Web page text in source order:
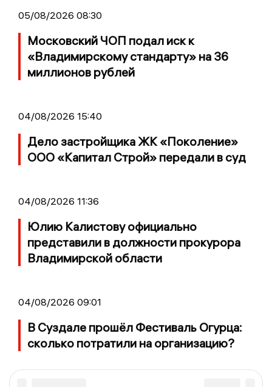
05/08/2026 08:30
Московский ЧОП подал иск к
«Владимирскому стандарту» на 36
миллионов рублей
04/08/2026 15:40
Дело застройщика ЖК «Поколение»
ООО «Капитал Строй» передали в суд
04/08/2026 11:36
Юлию Калистову официально
представили в должности прокурора
Владимирской области
04/08/2026 09:01
В Суздале прошёл Фестиваль Огурца:
сколько потратили на организацию?